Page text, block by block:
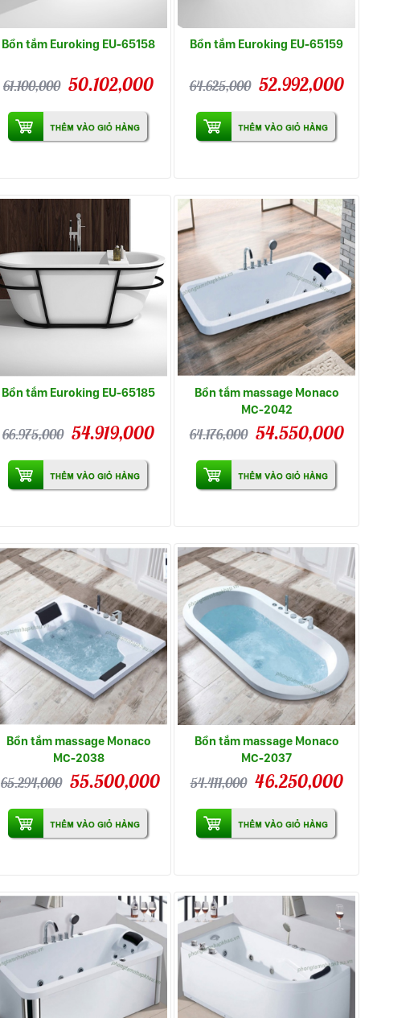
Bồn tắm Euroking EU-65158
61.100,000 50.102,000
Bồn tắm Euroking EU-65159
64.625,000 52.992,000
Bồn tắm Euroking EU-65185
66.975,000 54.919,000
Bồn tắm massage Monaco
MC-2042
64.176,000 54.550,000
Bồn tắm massage Monaco
MC-2038
65.294,000 55.500,000
Bồn tắm massage Monaco
MC-2037
54.411,000 46.250,000